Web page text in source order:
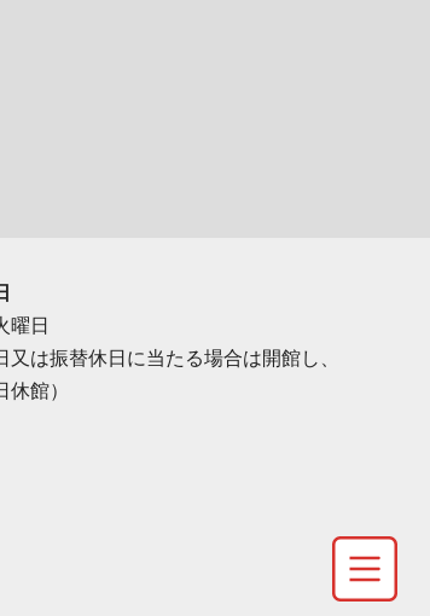
曜日
又は振替休日に当たる場合は開館し、
休館）